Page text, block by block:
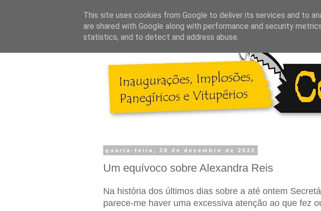
quarta-feira, 28 de dezembro de 2022
Um equívoco sobre Alexandra Reis
Na história dos últimos dias sobre a até ontem
parece-me haver uma excessiva atenção ao que fez
This site uses cookies from Google to deliver its services and to
are shared with Google along with performance and security
statistics, and to detect and address abuse.